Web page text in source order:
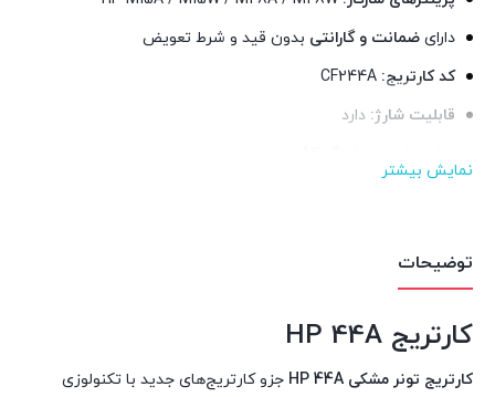
دارای ضمانت و گارانتی بدون قید و شرط تعویض
کد کارتریج:
قابلیت شارژ: دارد
نمایش بیشتر
توضیحات
کارتریج HP 44A
کارتریج تونر مشکی HP 44A جزو کارتریج‌های جدید با تکنولوزی